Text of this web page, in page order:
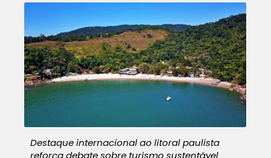
Destaque internacional ao litoral paulista
reforça debate sobre turismo sustentável